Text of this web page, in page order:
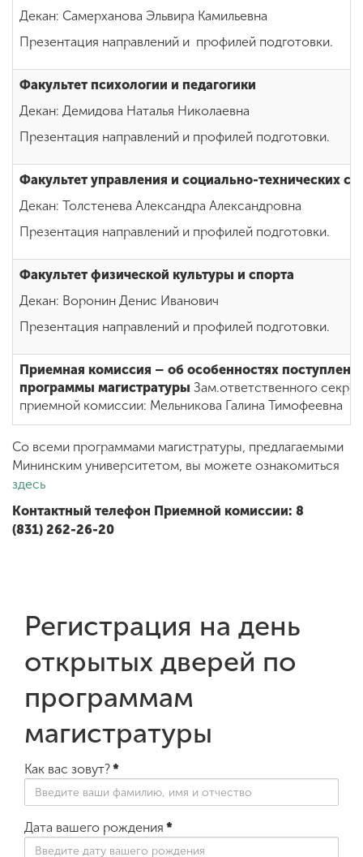
Декан: Самерханова Эльвира Камильевна
Презентация направлений и профилей подготовки.
Факультет психологии и педагогики
Декан: Демидова Наталья Николаевна
Презентация направлений и профилей подготовки.
Факультет управления и социально-технических
Декан: Толстенева Александра Александровна
Презентация направлений и профилей подготовки.
Факультет физической культуры и спорта
Декан: Воронин Денис Иванович
Презентация направлений и профилей подготовки.
Приемная комиссия – об особенностях
программы магистратуры Зам.ответственного
приемной комиссии: Мельникова Галина Тимофеевна
Со всеми программами магистратуры, предлагаемыми
Мининским университетом, вы можете ознакомиться
здесь
Контактный телефон Приемной комиссии: 8
(831) 262-26-20
Регистрация на день
открытых дверей по
программам
магистратуры
Как вас зовут?*
Дата вашего рождения *